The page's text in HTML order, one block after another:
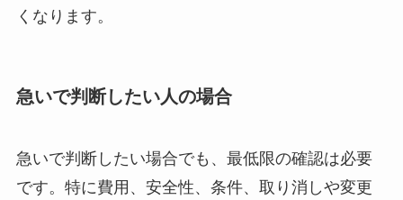
くなります。
急いで判断したい人の場合
急いで判断したい場合でも、最低限の確認は必要
です。特に費用、安全性、条件、取り消しや変更